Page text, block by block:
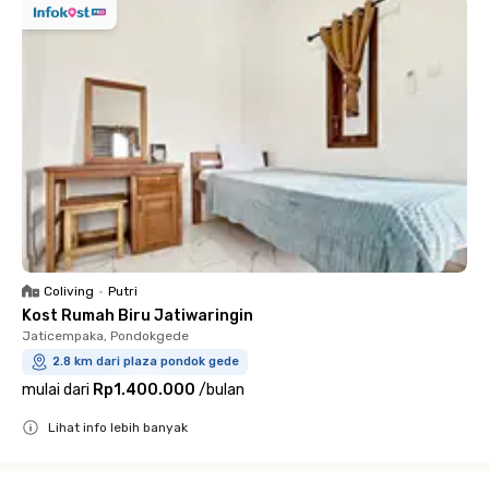
Coliving • Putri
Kost Rumah Biru Jatiwaringin
Jaticempaka, Pondokgede
2.8 km dari plaza pondok gede
mulai dari Rp1.400.000 /bulan
Lihat info lebih banyak